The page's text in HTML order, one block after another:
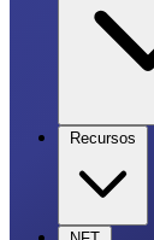
Recursos